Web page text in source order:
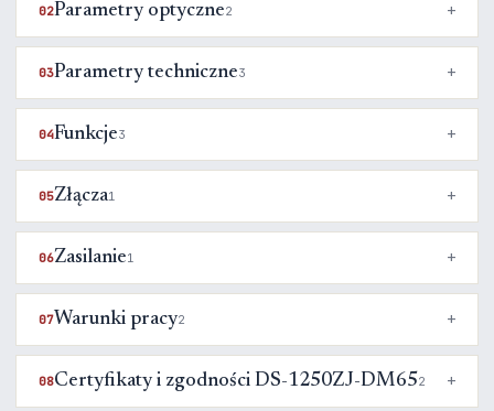
02Parametry optyczne2
03Parametry techniczne3
04Funkcje3
05Złącza1
06Zasilanie1
07Warunki pracy2
08Certyfikaty i zgodności DS-1250ZJ-DM652